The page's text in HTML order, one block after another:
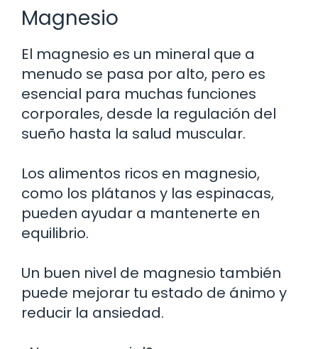
Magnesio
El magnesio es un mineral que a
menudo se pasa por alto, pero es
esencial para muchas funciones
corporales, desde la regulación del
sueño hasta la salud muscular.
Los alimentos ricos en magnesio,
como los plátanos y las espinacas,
pueden ayudar a mantenerte en
equilibrio.
Un buen nivel de magnesio también
puede mejorar tu estado de ánimo y
reducir la ansiedad.